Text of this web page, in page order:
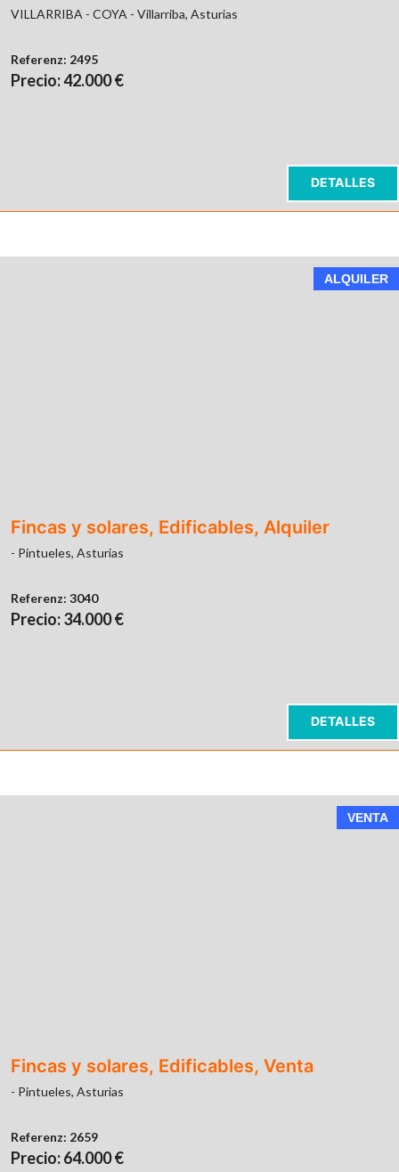
VILLARRIBA - COYA - Villarriba, Asturias
Referenz: 2495
Precio: 42.000 €
DETALLES
ALQUILER
Fincas y solares, Edificables, Alquiler
- Pintueles, Asturias
Referenz: 3040
Precio: 34.000 €
DETALLES
VENTA
Fincas y solares, Edificables, Venta
- Pintueles, Asturias
Referenz: 2659
Precio: 64.000 €